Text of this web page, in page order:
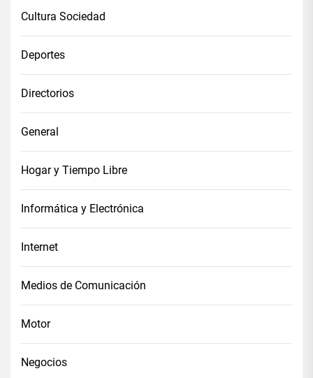
Cultura Sociedad
Deportes
Directorios
General
Hogar y Tiempo Libre
Informática y Electrónica
Internet
Medios de Comunicación
Motor
Negocios